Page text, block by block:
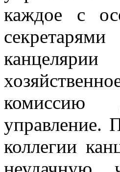
каждое с
комиссию
управление.
коллегии